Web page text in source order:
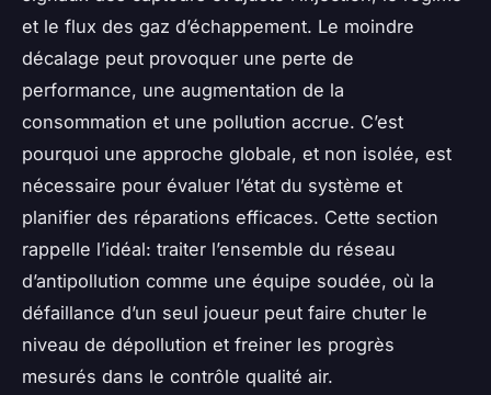
et le flux des gaz d’échappement. Le moindre
décalage peut provoquer une perte de
performance, une augmentation de la
consommation et une pollution accrue. C’est
pourquoi une approche globale, et non isolée, est
nécessaire pour évaluer l’état du système et
planifier des réparations efficaces. Cette section
rappelle l’idéal: traiter l’ensemble du réseau
d’antipollution comme une équipe soudée, où la
défaillance d’un seul joueur peut faire chuter le
niveau de dépollution et freiner les progrès
mesurés dans le contrôle qualité air.